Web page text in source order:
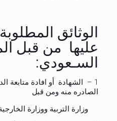
الوثائق
عليها من قبل
السـعودي:
1 – الشهادة أو افادة متابعة
الصادره منه ومن قبل
وزارة التربية ووزارة الخارجية